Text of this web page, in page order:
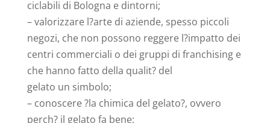
ciclabili di Bologna e dintorni;
– valorizzare l?arte di aziende, spesso piccoli
negozi, che non possono reggere l?impatto dei
centri commerciali o dei gruppi di franchising e
che hanno fatto della qualit? del
gelato un simbolo;
– conoscere ?la chimica del gelato?, ovvero
perch? il gelato fa bene;